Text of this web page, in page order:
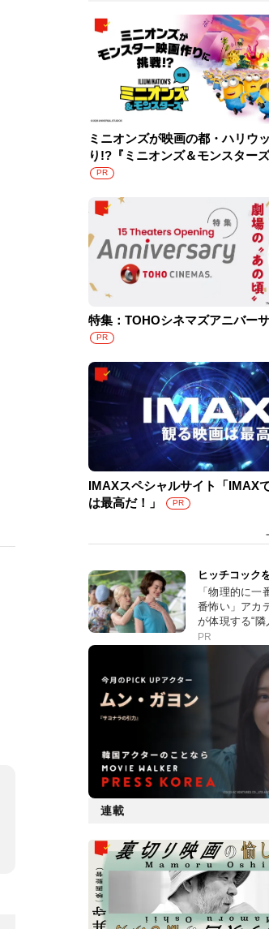
ミニオンズが映画の都・ハリウ
り!?『ミニオンズ＆モンスター
PR
特集：TOHOシネマズアニバー
PR
IMAXスペシャルサイト「IMAX
は最高だ！」
PR
ヒッチコック
「物理的に一
番怖い」アカ
が体現する“隣
PR
連載